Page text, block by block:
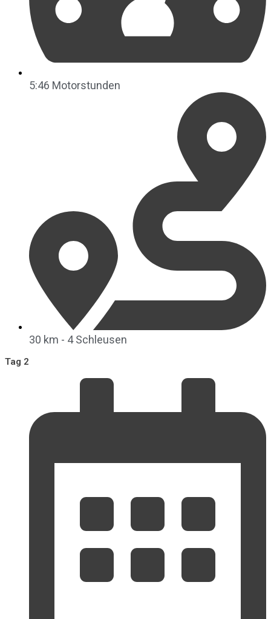
5:46 Motorstunden
30 km - 4 Schleusen
Tag 2